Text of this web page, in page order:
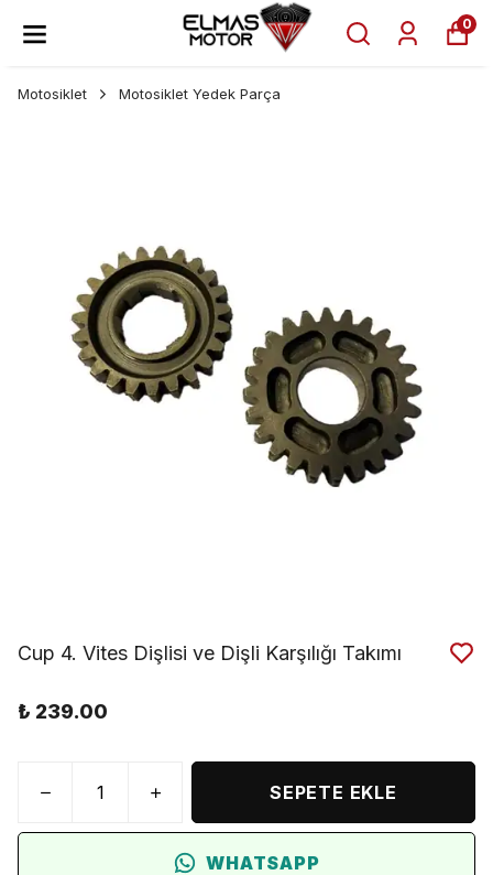
0
Motosiklet Motosiklet Yedek Parça
Cup 4. Vites Dişlisi ve Dişli Karşılığı Takımı
₺ 239.00
SEPETE EKLE
WHATSAPP